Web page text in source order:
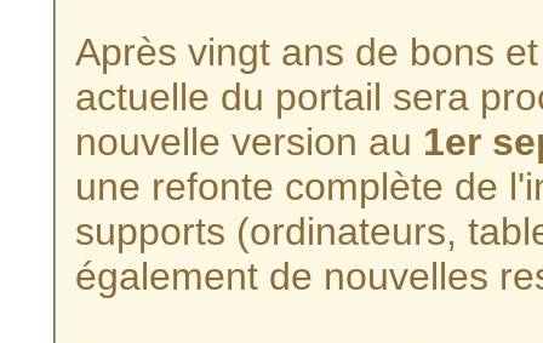
Après vingt ans de bons
actuelle du portail sera
nouvelle version au 1er
une refonte complète de
supports (ordinateurs,
également de nouvelles